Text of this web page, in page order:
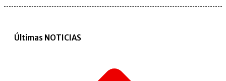
Últimas NOTICIAS